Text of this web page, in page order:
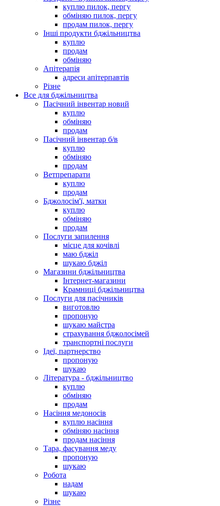
куплю пилок, пергу
обміняю пилок, пергу
продам пилок, пергу
Інші продукти бджільництва
куплю
продам
обміняю
Апітерапія
адреси апітерпавтів
Різне
Все для бджільництва
Пасічний інвентар новий
куплю
обміняю
продам
Пасічний інвентар б/в
куплю
обміняю
продам
Ветпрепарати
куплю
продам
Бджолосім'ї, матки
куплю
обміняю
продам
Послуги запилення
місце для кочівлі
маю бджіл
шукаю бджіл
Магазини бджільництва
Інтернет-магазини
Крамниці бджільництва
Послуги для пасічників
виготовлю
пропоную
шукаю майстра
страхування бджолосімей
транспортні послуги
Ідеї, партнерство
пропоную
шукаю
Література - бджільництво
куплю
обміняю
продам
Насіння медоносів
куплю насіння
обміняю насіння
продам насіння
Тара, фасування меду
пропоную
шукаю
Робота
надам
шукаю
Різне